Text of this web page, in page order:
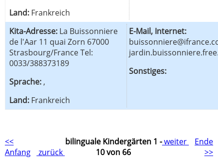
Land: Frankreich
Kita-Adresse: La Buissonniere
de l'Aar 11 quai Zorn 67000
Strasbourg/France Tel:
0033/388373189
Sprache: ,
Land: Frankreich
E-Mail, Internet:
Sonstiges:
<<
Anfang
zurück
bilinguale Kindergärten 1 -
10 von 66
weiter
Ende
>>